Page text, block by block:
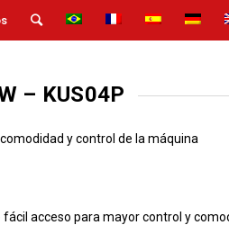
– KUS04P
y control de la máquina
acceso para mayor control y